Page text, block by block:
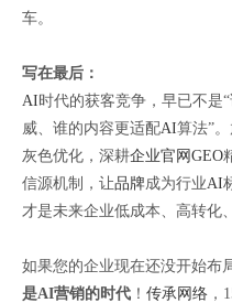
车。
写在最后：
AI时代的获客竞争，早已不是
威、谁的内容更适配AI算法”
灰色优化，深耕企业官网GEO
信源机制，让品牌成为行业AI
才是未来企业低成本、高转化
如果您的企业现在还没开始布
是AI营销的时代 ！ 传承网络 ，